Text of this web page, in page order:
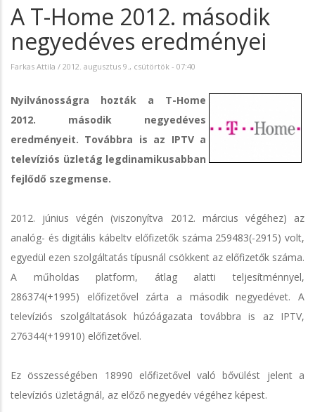
A T-Home 2012. második
negyedéves eredményei
Farkas Attila / 2012. augusztus 9., csütörtök - 07:40
Nyilvánosságra hozták a T-Home
2012. második negyedéves
eredményeit. Továbbra is az IPTV a
televíziós üzletág legdinamikusabban
fejlődő szegmense.
2012. június végén (viszonyítva 2012. március végéhez) az
analóg- és digitális kábeltv előfizetők száma 259483(-2915) volt,
egyedül ezen szolgáltatás típusnál csökkent az előfizetők száma.
A műholdas platform, átlag alatti teljesítménnyel,
286374(+1995) előfizetővel zárta a második negyedévet. A
televíziós szolgáltatások húzóágazata továbbra is az IPTV,
276344(+19910) előfizetővel.
Ez összességében 18990 előfizetővel való bővülést jelent a
televíziós üzletágnál, az előző negyedév végéhez képest.